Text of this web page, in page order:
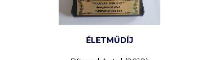
ÉLETMŰDÍJ